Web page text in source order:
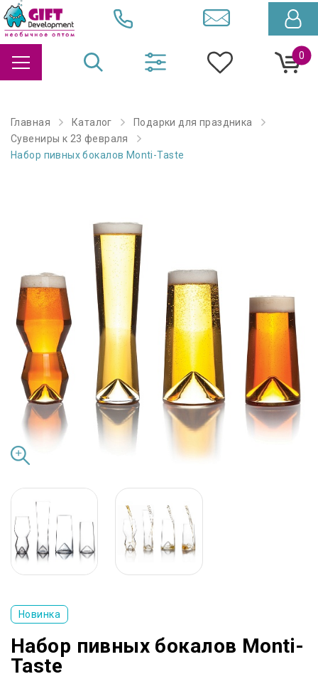
0
Главная Каталог
Подарки для праздника
Сувениры к 23 февраля
Набор пивных бокалов Monti-Taste
Новинка
Набор пивных бокалов Monti-
Taste